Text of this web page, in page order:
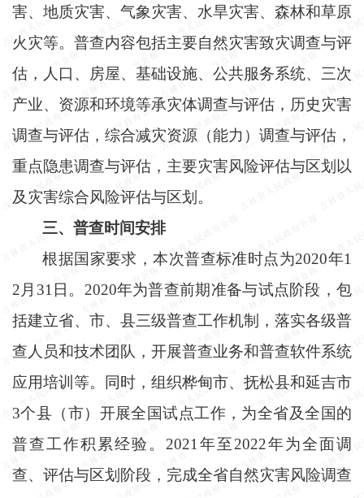
害、地质灾害、气象灾害、水旱灾害、森林和草原
火灾等。普查内容包括主要自然灾害致灾调查与评
估，人口、房屋、基础设施、公共服务系统、三次
产业、资源和环境等承灾体调查与评估，历史灾害
调查与评估，综合减灾资源（能力）调查与评估，
重点隐患调查与评估，主要灾害风险评估与区划以
及灾害综合风险评估与区划。
三、普查时间安排
根据国家要求，本次普查标准时点为2020年1
2月31日。2020年为普查前期准备与试点阶段，包
括建立省、市、县三级普查工作机制，落实各级普
查人员和技术团队，开展普查业务和普查软件系统
应用培训等。同时，组织桦甸市、抚松县和延吉市
3个县（市）开展全国试点工作，为全省及全国的
普查工作积累经验。2021年至2022年为全面调
查、评估与区划阶段，完成全省自然灾害风险调查